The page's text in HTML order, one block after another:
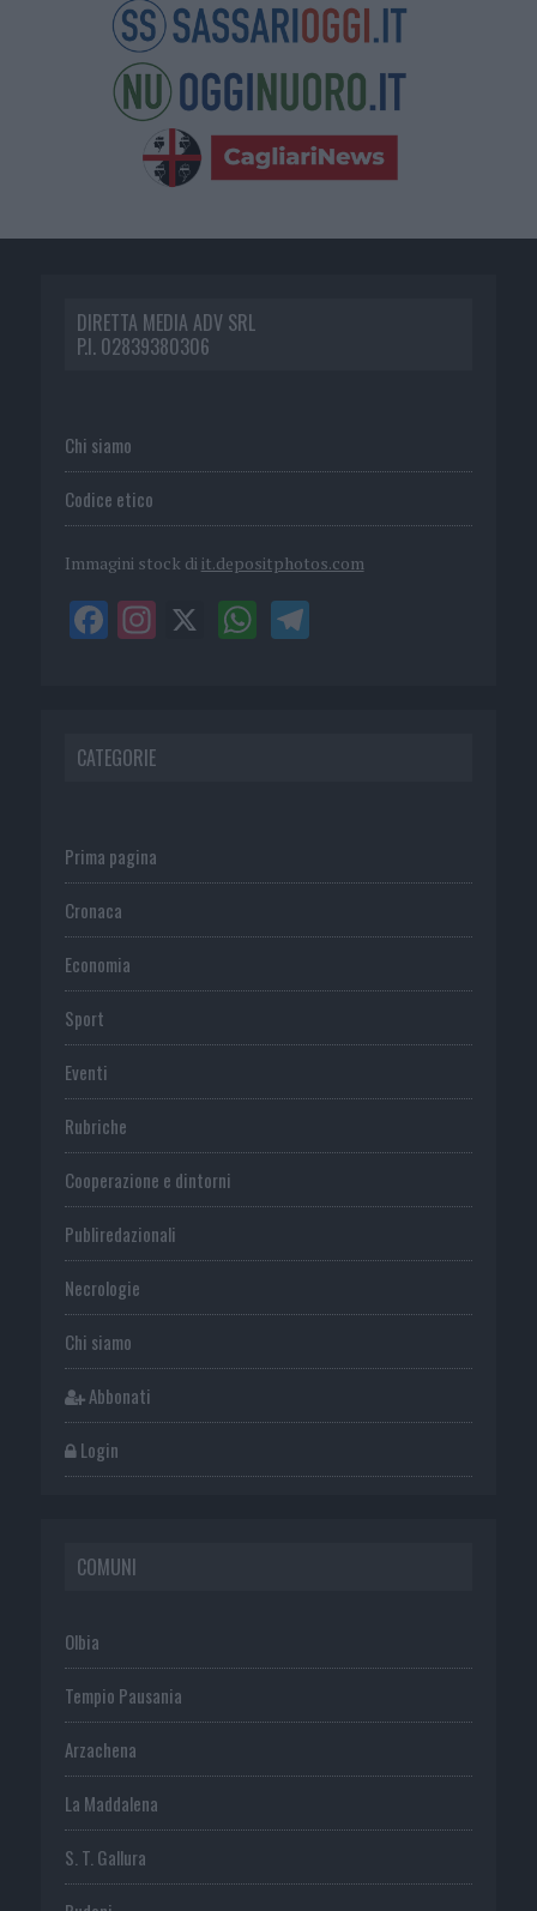
DIRETTA MEDIA ADV SRL
P.I. 02839380306
Chi siamo
Codice etico
Immagini stock di it.depositphotos.com
CATEGORIE
Prima pagina
Cronaca
Economia
Sport
Eventi
Rubriche
Cooperazione e dintorni
Publiredazionali
Necrologie
Chi siamo
Abbonati
Login
COMUNI
Olbia
Tempio Pausania
Arzachena
La Maddalena
S. T. Gallura